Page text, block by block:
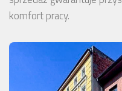
komfort pracy.